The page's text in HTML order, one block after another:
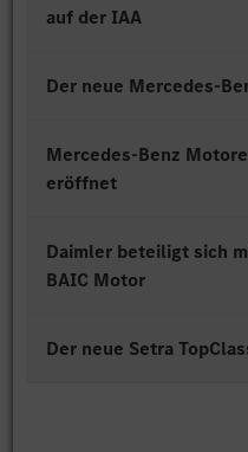
auf der IAA
Der neue Mercedes-
Mercedes-Benz
eröffnet
Daimler beteiligt sich
BAIC Motor
Der neue Setra